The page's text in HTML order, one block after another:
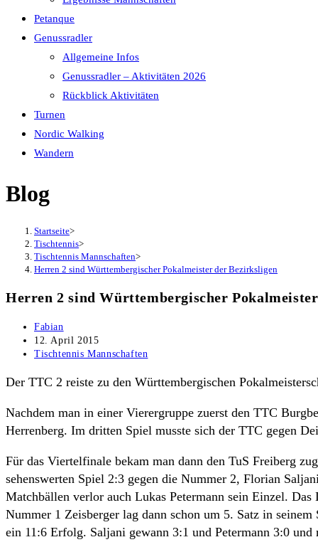
Petanque
Genussradler
Allgemeine Infos
Genussradler – Aktivitäten 2026
Rückblick Aktivitäten
Turnen
Nordic Walking
Wandern
Blog
Startseite>
Tischtennis>
Tischtennis Mannschaften>
Herren 2 sind Württembergischer Pokalmeister der Bezirksligen
Herren 2 sind Württembergischer
Beitrags-
Autor:
Fabian
Beitrag
veröffentlicht:
12. April 2015
Beitrags-
Tischtennis Mannschaften
Der TTC 2 reiste zu den Württembergischen
Nachdem man in einer Vierergruppe zuerst den TTC
Herrenberg. Im dritten Spiel musste sich der TTC gegen
Für das Viertelfinale bekam man dann den TuS Freiberg
sehenswerten Spiel 2:3 gegen die Nummer 2, Florian
Matchbällen verlor auch Lukas Petermann sein Einzel.
Nummer 1 Zeisberger lag dann schon um 5. Satz in
ein 11:6 Erfolg. Saljani gewann 3:1 und Petermann 3:0